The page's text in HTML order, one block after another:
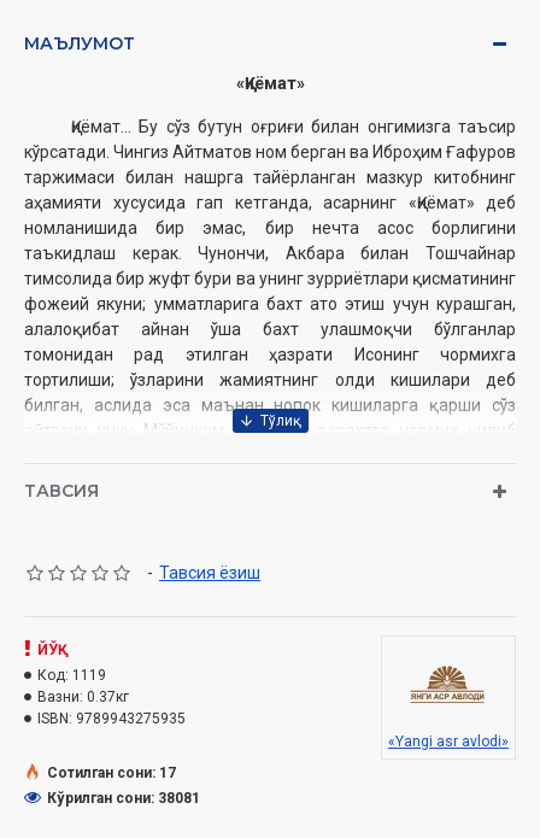
МАЪЛУМОТ
«Қиёмат»
Қиёмат... Бу сўз бутун оғриғи билан онгимизга таъсир
кўрсатади. Чингиз Айтматов ном берган ва Иброҳим Ғафуров
таржимаси би­лан нашрга тайёрланган мазкур китобнинг
аҳамияти хусусида гaп кетганда, асарнинг «Қиёмат» деб
номланишида бир эмас, бир нечта асос борлигини
таъкидлаш керак. Чунончи, Акбара билан Тошчайнар
тимсолида бир жуфт бури ва унинг зурриётлари қисматининг
фожеий якуни; умматларига бахт ато этиш учун курашган,
алалоқибат айнан ўша бахт улашмоқчи бўлганлар
томонидан рад этилган ҳазрати Исонинг чормихга
тортилиши; ўзларини жамиятнинг олди кишилари деб
билган, аслида эса маънан нопок кишиларга қарши сўз
айтгани учун Мўйинқум даштида дарахтга чормих қилиб
Мўнгу тоғидаги тубсиз жарликка оти билан тушиб кетган ва
илма-тешик қилиб юборган Бўстон Ўркунчиев тақдири -
Муаллиф:Чингиз Айтматов
Номи:«Қиёмат»
Сана:2018 йил
Ҳажми:432 бет
ТАВСИЯ
- Тавсия ёзиш
ЙЎҚ
Код: 1119
Вазни: 0.37кг
ISBN: 9789943275935
«Yangi asr avlodi»
Сотилган сони: 17
Кўрилган сони: 38081